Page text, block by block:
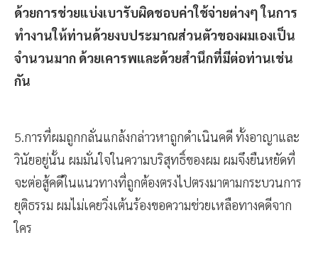
ด้วยการช่วยแบ่งเบารับผิดชอบค่าใช้จ่ายต่างๆ ในการ
ทำงานให้ท่านด้วยงบประมาณส่วนตัวของผมเองเป็น
จำนวนมาก ด้วยเคารพและด้วยสำนึกที่มีต่อท่านเช่น
กัน
5.การที่ผมถูกกลั่นแกล้งกล่าวหาถูกดำเนินคดี ทั้งอาญาและ
วินัยอยู่นั้น ผมมั่นใจในความบริสุทธิ์ของผม ผมจึงยืนหยัดที่
จะต่อสู้คดีในแนวทางที่ถูกต้องตรงไปตรงมาตามกระบวนการ
ยุติธรรม ผมไม่เคยวิ่งเต้นร้องขอความช่วยเหลือทางคดีจาก
ใคร